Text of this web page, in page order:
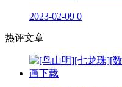
2023-02-09 0
热评文章